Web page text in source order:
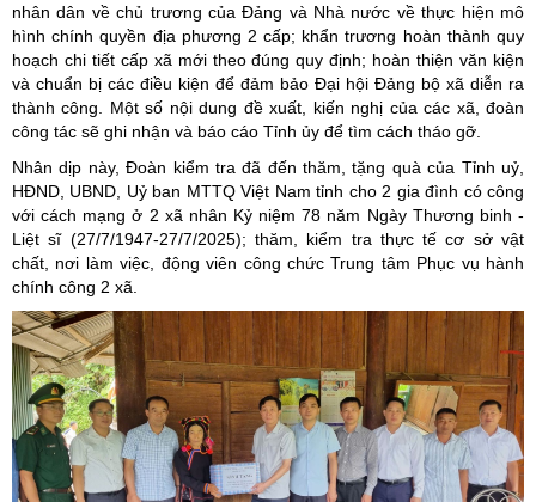
nhân dân về chủ trương của Đảng và Nhà nước về thực hiện mô
hình chính quyền địa phương 2 cấp; khẩn trương hoàn thành quy
hoạch chi tiết cấp xã mới theo đúng quy định; hoàn thiện văn kiện
và chuẩn bị các điều kiện để đảm bảo Đại hội Đảng bộ xã diễn ra
thành công. Một số nội dung đề xuất, kiến nghị của các xã, đoàn
công tác sẽ ghi nhận và báo cáo Tỉnh ủy để tìm cách tháo gỡ.
Nhân dịp này, Đoàn kiểm tra đã đến thăm, tặng quà của Tỉnh uỷ,
HĐND, UBND, Uỷ ban MTTQ Việt Nam tỉnh cho 2 gia đình có công
với cách mạng ở 2 xã nhân Kỷ niệm 78 năm Ngày Thương binh -
Liệt sĩ (27/7/1947-27/7/2025); thăm, kiểm tra thực tế cơ sở vật
chất, nơi làm việc, động viên công chức Trung tâm Phục vụ hành
chính công 2 xã.